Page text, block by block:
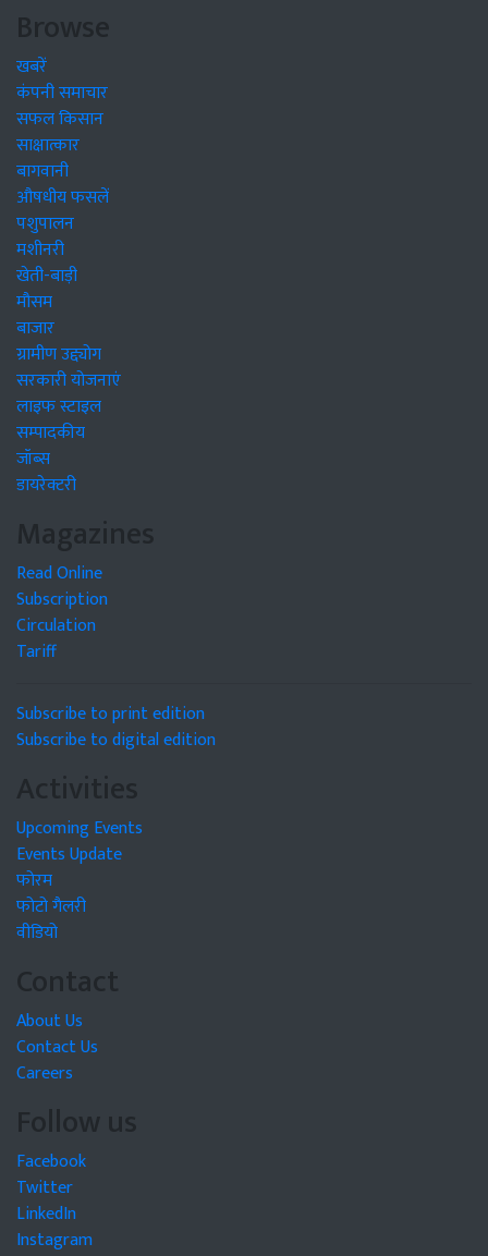
Browse
खबरें
कंपनी समाचार
सफल किसान
साक्षात्कार
बागवानी
औषधीय फसलें
पशुपालन
मशीनरी
खेती-बाड़ी
मौसम
बाजार
ग्रामीण उद्द्योग
सरकारी योजनाएं
लाइफ स्टाइल
सम्पादकीय
जॉब्स
डायरेक्टरी
Magazines
Read Online
Subscription
Circulation
Tariff
Subscribe to print edition
Subscribe to digital edition
Activities
Upcoming Events
Events Update
फोरम
फोटो गैलरी
वीडियो
Contact
About Us
Contact Us
Careers
Follow us
Facebook
Twitter
LinkedIn
Instagram